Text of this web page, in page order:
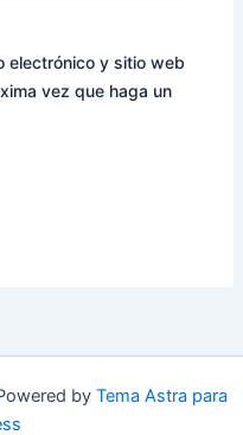
electrónico y sitio web
vez que haga un
by Tema Astra para